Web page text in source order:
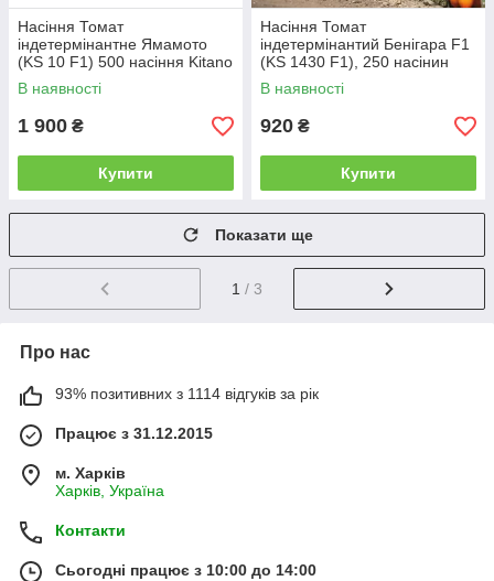
Насіння Томат
індетермінантне Ямамото
(KS 10 F1) 500 насіння Kitano
Seeds
В наявності
1 900 ₴
Купити
Насіння Томат
індетермінантий Бенігара F1
(KS 1430 F1), 250 насінин
Kitano Seeds
В наявності
920 ₴
Купити
Показати ще
1 / 3
Про нас
93% позитивних з 1114 відгуків за рік
Працює з 31.12.2015
м. Харків
Харків, Україна
Контакти
Сьогодні працює з 10:00 до 14:00